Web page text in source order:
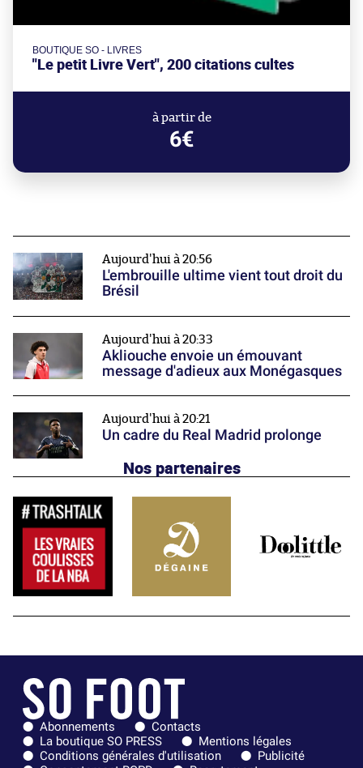
BOUTIQUE SO - LIVRES
"Le petit Livre Vert", 200 citations cultes
à partir de
6€
Aujourd'hui à 20:56
L'embrouille ultime vient tout droit du
Brésil
Aujourd'hui à 20:33
Akliouche envoie un émouvant
message d'adieux aux Monégasques
Aujourd'hui à 20:21
Un cadre du Real Madrid prolonge
Nos partenaires
Abonnements
Contacts
La boutique SO PRESS
Mentions légales
Conditions générales d'utilisation
Publicité